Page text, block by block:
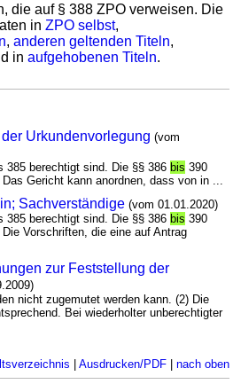
die auf § 388 ZPO verweisen. Die
inZPO selbst,
,anderen geltenden Titeln,
inaufgehobenen Titeln.
Urkundenvorlegung (vom
385 berechtigt sind. Die §§ 386bis 390
Gericht kann anordnen, dass von in ...
Sachverständige (vom 01.01.2020)
385 berechtigt sind. Die §§ 386bis 390
Vorschriften, die eine auf Antrag
zur Feststellung der
nicht zugemutet werden kann. (2) Die
Bei wiederholter unberechtigter
| Ausdrucken/PDF| nach oben